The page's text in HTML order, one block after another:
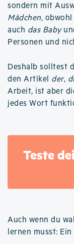
sondern mit
Mädchen,
auch das Baby
Personen und
Deshalb solltest
den Artikel der,
Arbeit, ist aber
jedes Wort
Teste
Auch wenn du
lernen musst: